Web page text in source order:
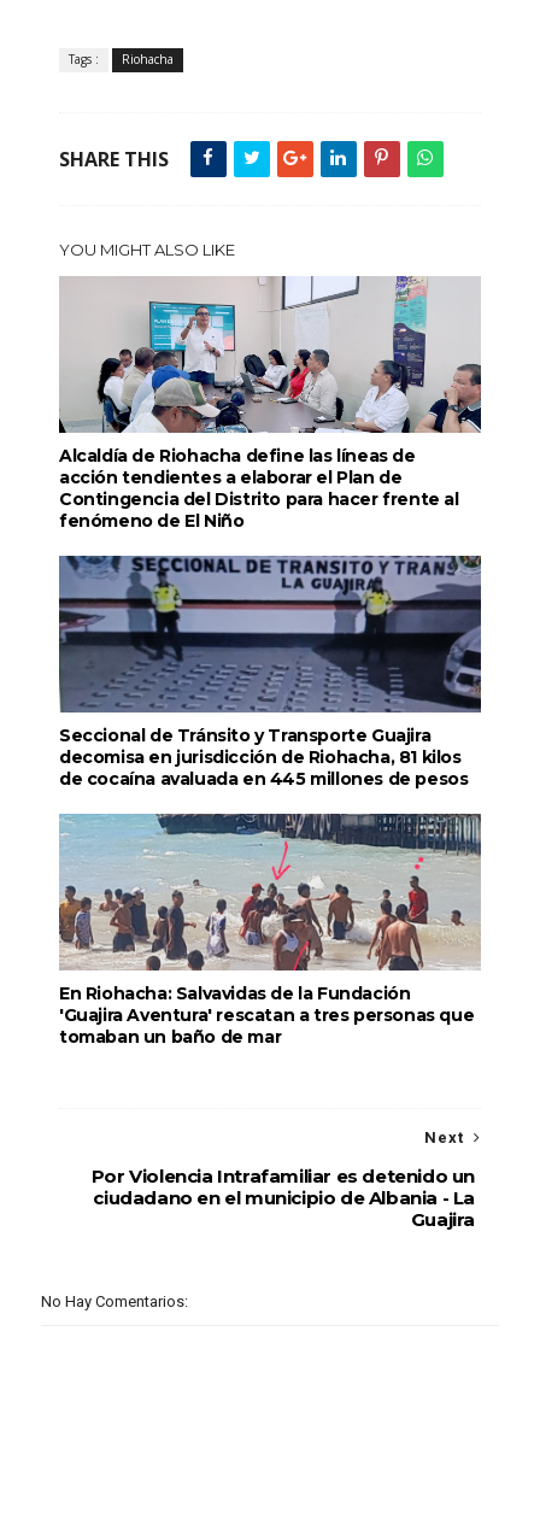
Tags : Riohacha
SHARE THIS
YOU MIGHT ALSO LIKE
Alcaldía de Riohacha define las líneas de
acción tendientes a elaborar el Plan de
Contingencia del Distrito para hacer frente al
fenómeno de El Niño
Seccional de Tránsito y Transporte Guajira
decomisa en jurisdicción de Riohacha, 81 kilos
de cocaína avaluada en 445 millones de pesos
En Riohacha: Salvavidas de la Fundación
'Guajira Aventura' rescatan a tres personas que
tomaban un baño de mar
Next
Por Violencia Intrafamiliar es detenido un
ciudadano en el municipio de Albania - La
Guajira
No Hay Comentarios: